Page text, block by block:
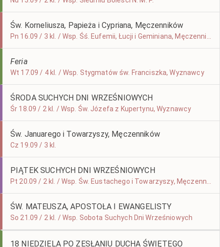
Św. Korneliusza, Papieża i Cypriana, Męczenników
Feria
Wt 17.09 / 4 kl. / Wsp. Stygmatów św. Franciszka, Wyznawcy
ŚRODA SUCHYCH DNI WRZEŚNIOWYCH
Śr 18.09 / 2 kl. / Wsp. Św. Józefa z Kupertynu, Wyznawcy
Św. Januarego i Towarzyszy, Męczenników
Cz 19.09 / 3 kl.
PIĄTEK SUCHYCH DNI WRZEŚNIOWYCH
ŚW. MATEUSZA, APOSTOŁA I EWANGELISTY
So 21.09 / 2 kl. / Wsp. Sobota Suchych Dni Wrześniowych
18 NIEDZIELA PO ZESŁANIU DUCHA ŚWIĘTEGO